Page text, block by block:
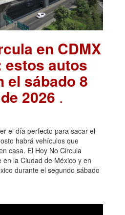
en CDMX
estos autos
el sábado 8
2026 .
el día perfecto para sacar el
habrá vehículos que
casa. El Hoy No Circula
la Ciudad de México y en
durante el segundo sábado